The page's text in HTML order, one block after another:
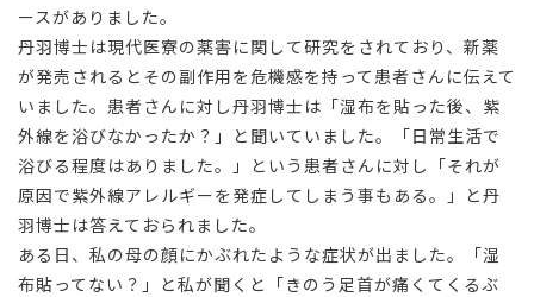
ースがありました。
丹羽博士は現代医寮の薬害に関して研究をされており、新薬
が発売されるとその副作用を危機感を持って患者さんに伝えて
いました。患者さんに対し丹羽博士は「湿布を貼った後、紫
外線を浴びなかったか？」と聞いていました。「日常生活で
浴びる程度はありました。」という患者さんに対し「それが
原因で紫外線アレルギーを発症してしまう事もある。」と丹
羽博士は答えておられました。
ある日、私の母の顔にかぶれたような症状が出ました。「湿
布貼ってない？」と私が聞くと「きのう足首が痛くてくるぶ